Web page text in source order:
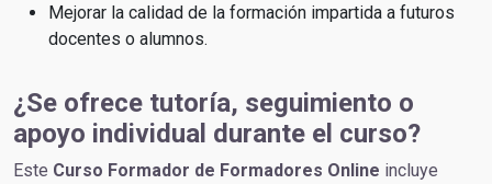
Mejorar la calidad de la formación impartida a futuros
docentes o alumnos.
¿Se ofrece tutoría, seguimiento o
apoyo individual durante el curso?
Este Curso Formador de Formadores Online incluye